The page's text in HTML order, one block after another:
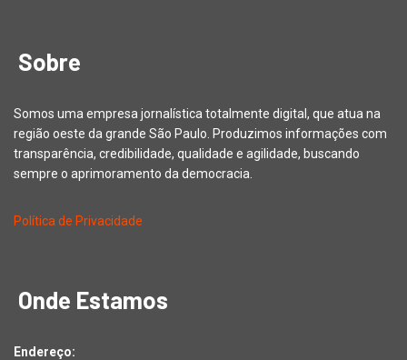
Sobre
Somos uma empresa jornalística totalmente digital, que atua na
região oeste da grande São Paulo. Produzimos informações com
transparência, credibilidade, qualidade e agilidade, buscando
sempre o aprimoramento da democracia.
Política de Privacidade
Onde Estamos
Endereço: